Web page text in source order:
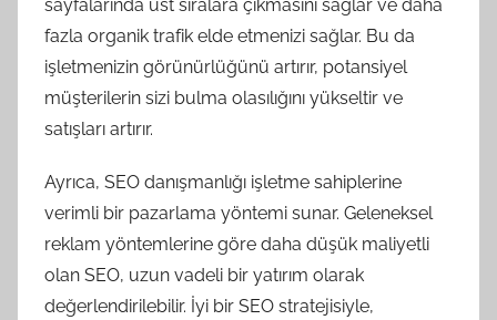
sayfalarında üst sıralara çıkmasını sağlar ve daha
fazla organik trafik elde etmenizi sağlar. Bu da
işletmenizin görünürlüğünü artırır, potansiyel
müşterilerin sizi bulma olasılığını yükseltir ve
satışları artırır.
Ayrıca, SEO danışmanlığı işletme sahiplerine
verimli bir pazarlama yöntemi sunar. Geleneksel
reklam yöntemlerine göre daha düşük maliyetli
olan SEO, uzun vadeli bir yatırım olarak
değerlendirilebilir. İyi bir SEO stratejisiyle,